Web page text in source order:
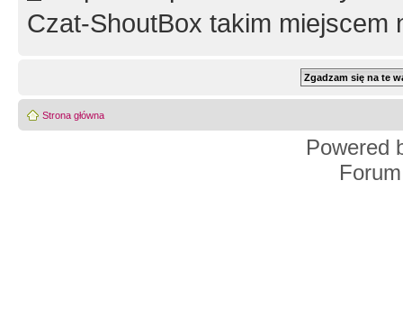
Czat-ShoutBox takim miejscem
Strona główna
Powered